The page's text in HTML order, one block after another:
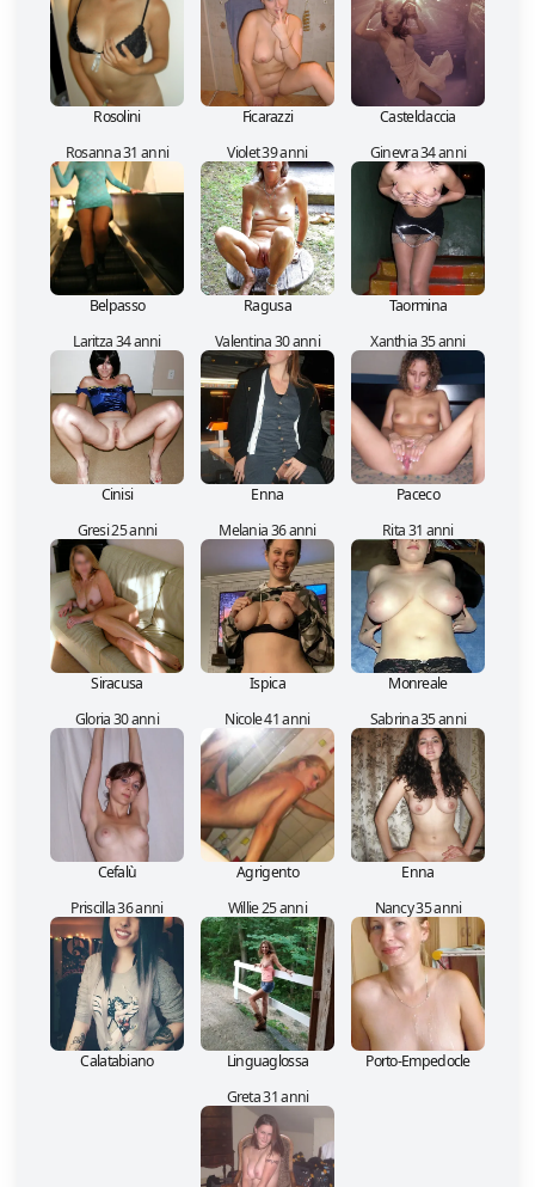
Rosolini Ficarazzi
Casteldaccia
Rosanna 31 anni
Belpasso
Violet 39 anni
Ragusa
Ginevra 34 anni
Taormina
Laritza 34 anni
Cinisi
Valentina 30 anni
Enna
Xanthia 35 anni
Paceco
Gresi 25 anni
Siracusa
Melania 36 anni
Ispica
Rita 31 anni
Monreale
Gloria 30 anni
Cefalù
Nicole 41 anni
Agrigento
Sabrina 35 anni
Enna
Priscilla 36 anni
Calatabiano
Willie 25 anni
Linguaglossa
Nancy 35 anni
Porto-Empedocle
Greta 31 anni